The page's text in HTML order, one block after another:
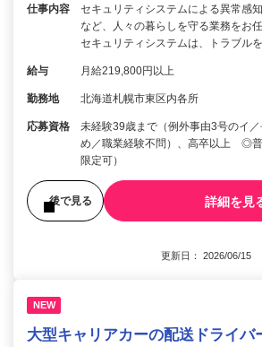
仕事内容
セキュリティシステムによる異常感
など、人々の暮らしを守る業務をお
セキュリティシステムは、トラブル
給与 月給219,800円以上
勤務地 北海道札幌市東区内各所
応募資格
未経験39歳まで（例外事由3号のイ
め／職業経験不問）、高卒以上 ◎普
限定可）
後で見る 詳細を見
更新日： 2026/06/15
NEW
大型キャリアカーの配送ドライバ